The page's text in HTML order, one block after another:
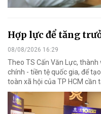
Hợp lực để tăng
08/08/2026 16:29
Theo TS Cấn Văn Lực,
chính - tiền tệ quốc gia, để
toàn xã hội của TP HCM cần